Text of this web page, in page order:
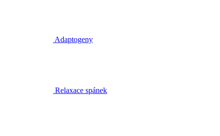
Adaptogeny
Relaxace spánek